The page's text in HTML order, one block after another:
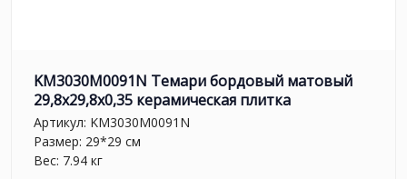
KM3030M0091N Темари бордовый матовый
29,8x29,8x0,35 керамическая плитка
Артикул: KM3030M0091N
Размер: 29*29 см
Вес: 7.94 кг